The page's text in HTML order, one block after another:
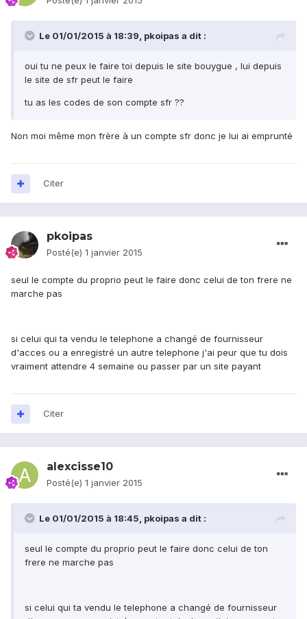
Le 01/01/2015 à 18:39, pkoipas a dit :
oui tu ne peux le faire toi depuis le site bouygue , lui depuis
le site de sfr peut le faire
tu as les codes de son compte sfr ??
Non moi même mon frère à un compte sfr donc je lui ai emprunté
Citer
pkoipas
Posté(e) 1 janvier 2015
seul le compte du proprio peut le faire donc celui de ton frere ne
marche pas
si celui qui ta vendu le telephone a changé de fournisseur
d'acces ou a enregistré un autre telephone j'ai peur que tu dois
vraiment attendre 4 semaine ou passer par un site payant
Citer
alexcisse10
Posté(e) 1 janvier 2015
Le 01/01/2015 à 18:45, pkoipas a dit :
seul le compte du proprio peut le faire donc celui de ton
frere ne marche pas
si celui qui ta vendu le telephone a changé de fournisseur